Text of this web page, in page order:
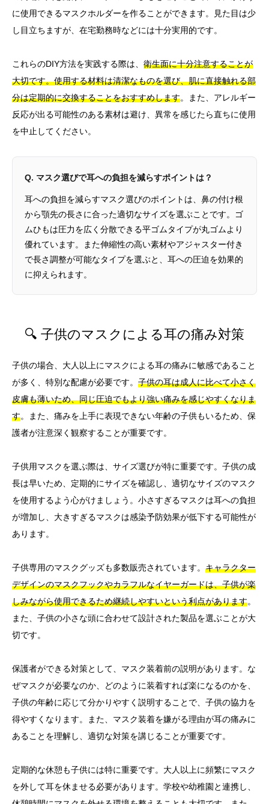
に使用できるマスクホルダーを作ることができます。見た目は少
し目立ちますが、在宅勤務時などには十分実用的です。
これらのDIY方法を実践する際は、 衛生面に十分注意することが
大切です。使用する材料は清潔なものを選び、肌に直接触れる部
分は定期的に交換することをおすすめします。また、アレルギー
反応が出る可能性のある素材は避け、異常を感じたら直ちに使用
を中止してください。
Q. マスク選びで耳への負担を減らすポイントは？
耳への負担を減らすマスク選びのポイントは、鼻の付け根
から顎先の長さに合った適切なサイズを選ぶことです。ゴ
ムひもは圧力を広く分散できる平ゴムタイプが丸ゴムより
優れています。また伸縮性の高い素材やアジャスター付き
で長さ調整が可能なタイプを選ぶと、耳への圧迫を効果的
に抑えられます。
🔍 子供のマスクによる耳の痛み対策
子供の場合、大人以上にマスクによる耳の痛みに敏感であること
が多く、特別な配慮が必要です。 子供の耳は成人に比べて小さく
皮膚も薄いため、同じ圧迫でもより強い痛みを感じやすくなりま
す。また、痛みを上手に表現できない年齢の子供もいるため、保
護者が注意深く観察することが重要です。
子供用マスクを選ぶ際は、サイズ選びが特に重要です。子供の成
長は早いため、定期的にサイズを確認し、適切なサイズのマスク
を使用するよう心がけましょう。小さすぎるマスクは耳への負担
が増加し、大きすぎるマスクは感染予防効果が低下する可能性が
あります。
子供専用のマスクグッズも多数販売されています。 キャラクター
デザインのマスクフックやカラフルなイヤーガードは、子供が楽
しみながら使用できるため継続しやすいという利点があります。
また、子供の小さな頭に合わせて設計された製品を選ぶことが大
切です。
保護者ができる対策として、マスク装着前の説明があります。な
ぜマスクが必要なのか、どのように装着すれば楽になるのかを、
子供の年齢に応じて分かりやすく説明することで、子供の協力を
得やすくなります。また、マスク装着を嫌がる理由が耳の痛みに
あることを理解し、適切な対策を講じることが重要です。
定期的な休憩も子供には特に重要です。大人以上に頻繁にマスク
を外して耳を休ませる必要があります。学校や幼稚園と連携し、